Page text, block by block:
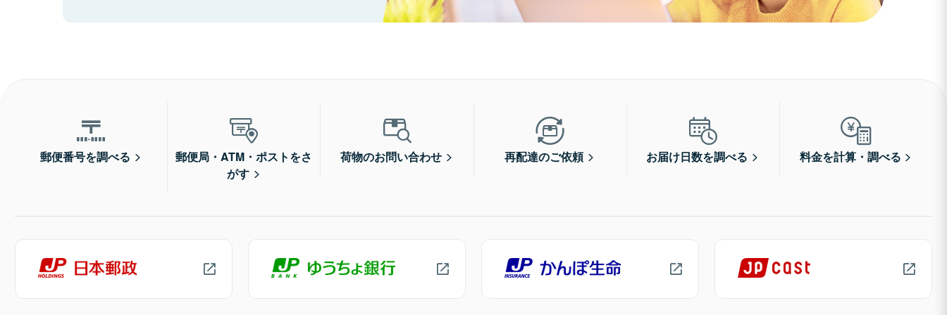
郵便番号を調べる
郵便局・ATM・ポストをさ
がす
荷物のお問い合わせ 再配達のご依頼 お届け日数を調べる 料金を計算・調べる